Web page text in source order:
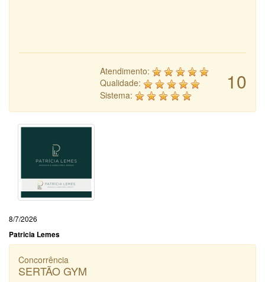
10
Atendimento:
Qualidade:
Sistema:
8/7/2026
Patricia Lemes
Concorrência
SERTÃO GYM